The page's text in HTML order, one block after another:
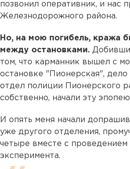
позвонил оперативник, и нас
Железнодорожного района.
Но, на мою погибель, кража
между остановками.
том, что карманник вышел с
остановке "Пионерская",
отдел полиции Пионерского
собственно, начали эту
И опять меня начали
уже другого отделения,
четыре вместе с проведением
эксперимента.